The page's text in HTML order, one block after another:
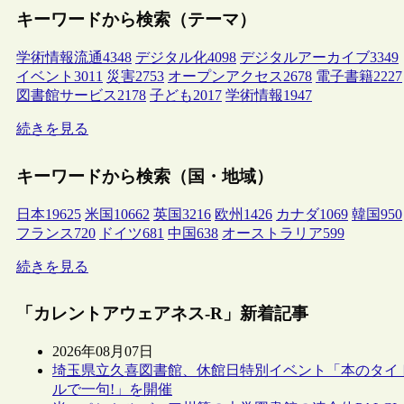
キーワードから検索（テーマ）
学術情報流通4348 デジタル化4098 デジタルアーカイブ3349
イベント 3011 災害2753 オープンアクセス2678 電子書籍2227
図書館サービス2178 子ども2017 学術情報1947
続きを見る
キーワードから検索（国・地域）
日本19625 米国 10662 英国3216 欧州 1426 カナダ1069 韓国950
フランス720 ドイツ681 中国638 オーストラリア599
続きを見る
「カレントアウェアネス-R」新着記事
2026年08月07日
埼玉県立久喜図書館、休館日特別イベント「本のタイ
ルで一句!」を開催